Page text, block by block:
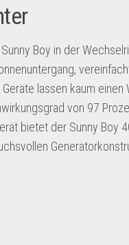
Boy in der
lassen kaum
von 97
bietet der Sunny Boy